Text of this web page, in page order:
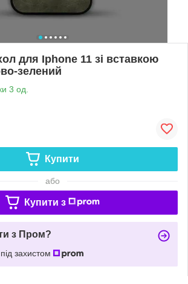
для Iphone 11 зі вставкою
зелений
3 од.
Купити
або
Купити з
з Пром?
захистом